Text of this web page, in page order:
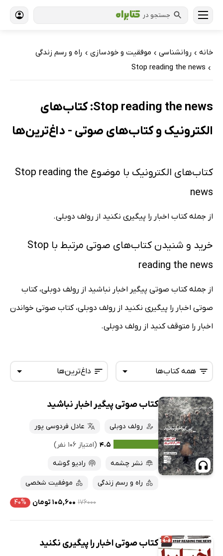
جستجو در
خانه › روانشناسی › موفقیت و خودسازی › راه و رسم زندگی
›
Stop reading the news
Stop reading the news: کتاب‌های
الکترونیک و کتاب‌های صوتی - داغ‌ترین‌ها
کتاب‌های الکترونیک با موضوع Stop reading the
news
از جمله کتاب اخبار را پیگیری نکنید از رولف دوبلی.
خرید و شنیدن کتاب‌های صوتی مرتبط با Stop
reading the news
از جمله کتاب صوتی پیگیر اخبار نباشید از رولف دوبلی، کتاب
صوتی اخبار را پیگیری نکنید از رولف دوبلی، کتاب صوتی خواندن
اخبار را متوقف کنید از رولف دوبلی.
داغ‌ترین‌ها
تازه‌ها
داغ‌ترین‌ها
پرفروش‌ها
پربحث‌ها
ارزان ترین‌ها
همه کتاب‌ها
همه کتاب‌ها
کتاب‌های صوتی
کتاب‌های متنی
کتاب صوتی پیگیر اخبار نباشید
رولف دوبلی
عادل فردوسی پور
۴.۵ (امتیاز ۱۰۶ نفر)
نشر چشمه
رادیو گوشه
راه و رسم زندگی موفقیت شخصی
۱۷۶۰۰۰ ۱۰۵,۶۰۰ تومان ۴۰%
کتاب صوتی اخبار را پیگیری نکنید